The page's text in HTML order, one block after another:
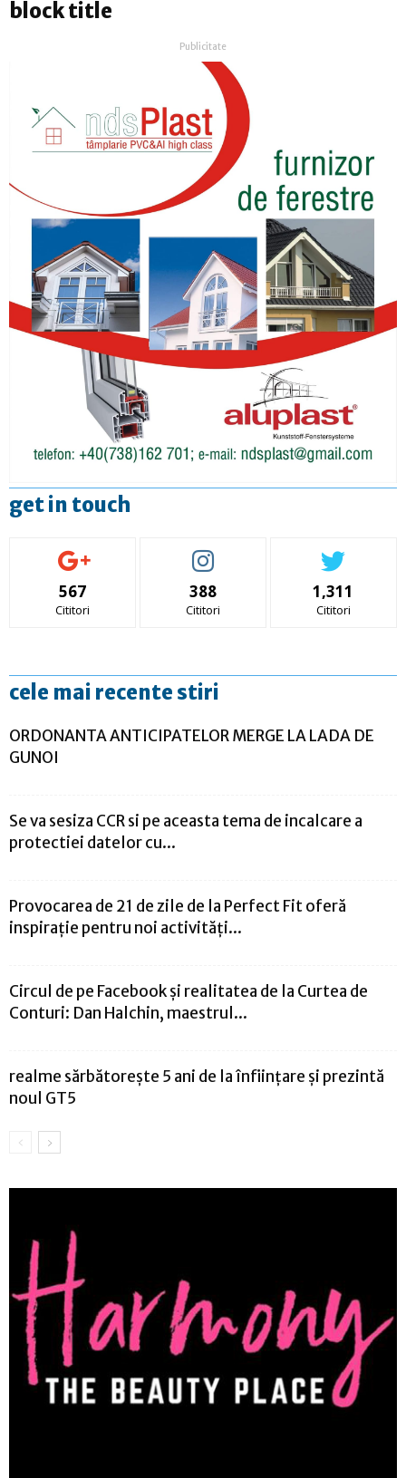
block title
Publicitate
get in touch
567
Cititori
388
Cititori
1,311
Cititori
cele mai recente stiri
ORDONANTA ANTICIPATELOR MERGE LA LADA DE
GUNOI
Se va sesiza CCR si pe aceasta tema de incalcare a
protectiei datelor cu...
Provocarea de 21 de zile de la Perfect Fit oferă
inspirație pentru noi activități...
Circul de pe Facebook și realitatea de la Curtea de
Conturi: Dan Halchin, maestrul...
realme sărbătorește 5 ani de la înființare și prezintă
noul GT5